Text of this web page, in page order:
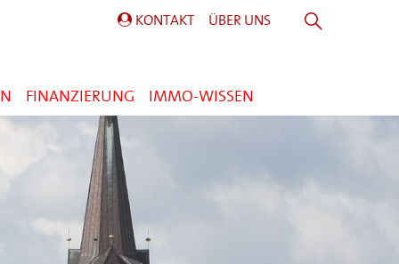
FINANZIERUNG IMMO-WISSEN
KONTAKT ÜBER UNS